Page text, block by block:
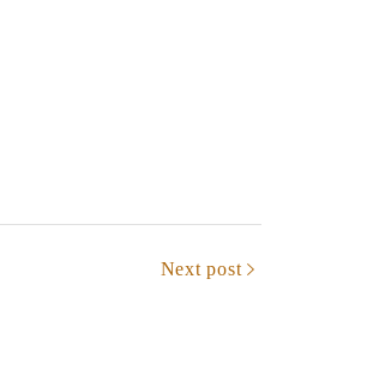
Next post